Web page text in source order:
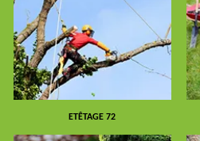
ETÊTAGE 72